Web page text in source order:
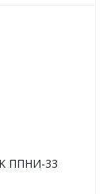
ППНИ-33